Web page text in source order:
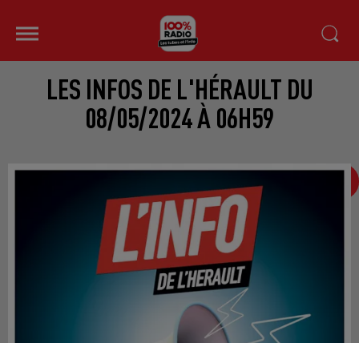
LES INFOS DE L'HÉRAULT DU
08/05/2024 À 06H59